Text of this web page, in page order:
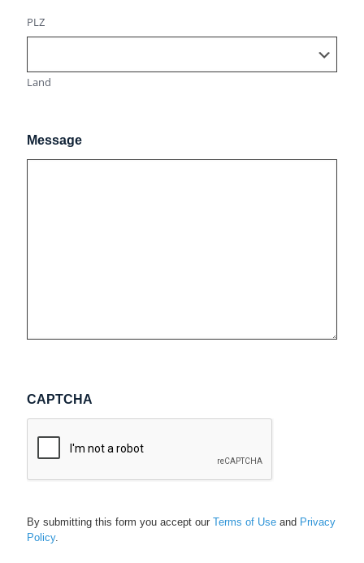
PLZ
Land
Message
CAPTCHA
By submitting this form you accept our Terms of Use and Privacy
Policy.